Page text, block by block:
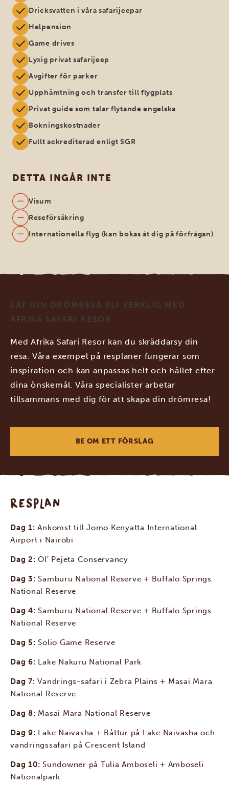
Dricksvatten i våra safarijeepar
Helpension
Game drives
Lyxig privat safarijeep
Avgifter för parker
Upphämtning och transfer till flygplats
Privat guide som talar flytande engelska
Bokningskostnader
Fullt ackrediterad enligt SGR
DETTA INGÅR INTE
Visum
Reseförsäkring
Internationella flyg (kan bokas åt dig på förfrågan)
LÅT DIN DRÖMRESA BLI VERKLIG MED
AFRIKA SAFARI RESOR
Med Afrika Safari Resor kan du skräddarsy din
resa. Våra exempel på resplaner fungerar som
inspiration och kan anpassas helt och hållet efter
dina önskemål. Våra specialister arbetar
tillsammans med dig för att skapa din drömresa!
BE OM ETT FÖRSLAG
RESPLAN
Dag 1:Ankomst till Jomo Kenyatta International
Airport i Nairobi
Dag 2:Ol' Pejeta Conservancy
Dag 3: Samburu National Reserve + Buffalo Springs
National Reserve
Dag 4: Samburu National Reserve + Buffalo Springs
National Reserve
Dag 5: Solio Game Reserve
Dag 6: Lake Nakuru National Park
Dag 7:Vandrings-safari i Zebra Plains + Masai Mara
National Reserve
Dag 8: Masai Mara National Reserve
Dag 9: Lake Naivasha + Båttur på Lake Naivasha och
vandringssafari på Crescent Island
Dag 10: Sundowner på Tulia Amboseli + Amboseli
Nationalpark